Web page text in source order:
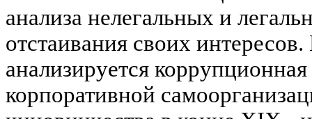
анализа нелегальных и
отстаивания своих
анализируется
корпоративной